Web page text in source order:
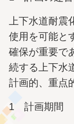
上下水道耐
使用を可能と
確保が重要で
続する上下水
計画的、重点
1 計画期間